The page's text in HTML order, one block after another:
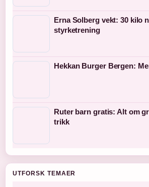
Erna Solberg vekt: 30 kilo
styrketrening
Hekkan Burger Bergen:
Ruter barn gratis: Alt om
trikk
UTFORSK TEMAER